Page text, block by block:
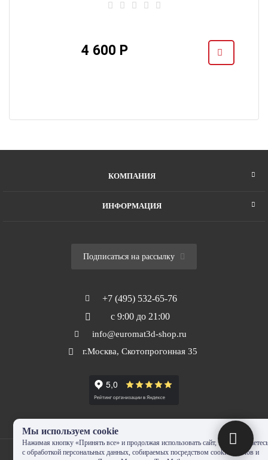
4 600 Р
КОМПАНИЯ
ИНФОРМАЦИЯ
Подписаться на рассылку
+7 (495) 532-65-76
с 9:00 до 21:00
info@euromat3d-shop.ru
г.Москва, Скотопрогонная 35
Мы используем cookie
Нажимая кнопку «Принять все» и продолжая использовать сайт, Вы
с обработкой персональных данных, собираемых посредством cookie-файлов и